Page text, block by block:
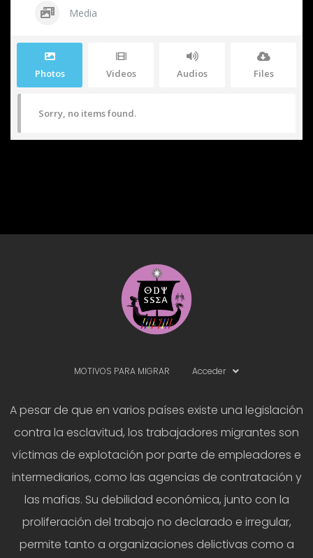
Media
Photos Videos Audios Files
Sorry, no items found.
MOTIVOS PARA MIGRAR Acceder
A pesar de que en varios países existe una legislación
contra la esclavitud, los trabajadores migrantes son
víctimas de explotación por parte de empleadores e
intermediarios, como las agencias de contratación y
las mafias. Su debilidad económica, junto con la
proliferación del trabajo no declarado e irregular,
permite tanto a organizaciones delictivas como a